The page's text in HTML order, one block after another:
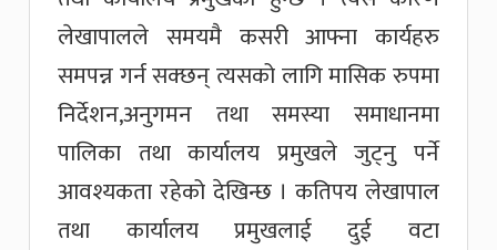
लेखापालले समयमै कसरी आफ्ना कार्यहरु
समपन्न गर्न सक्छन् त्यसको लागि मासिक रुपमा
निर्देशन,अनुगमन तथा समस्या समाधानमा
पालिका तथा कार्यालय प्रमुखले जुट्नु पर्ने
आवश्यकता रहेको देखिन्छ । कतिपय लेखापाल
तथा कार्यालय प्रमुखलाई दुई वटा